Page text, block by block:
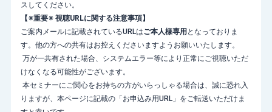
スしてください。
【※重要※ 視聴URLに関する注意事項】
ご案内メールに記載されているURLはご本人様専用 となっておりま
す。他の方への共有はお控えくださいますようお願いいたします。
万が一共有された場合、システムエラー等により正常にご視聴いただ
けなくなる可能性がございます。
本セミナーにご関心をお持ちの方がいらっしゃる場合は、誠に恐れ入
りますが、本ページに記載の「お申込み用URL」をご転送いただけま